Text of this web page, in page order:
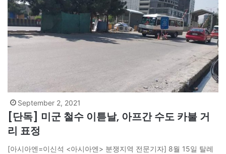
September 2, 2021
[단독] 미군 철수 이튿날, 아프간 수도 카불 거
리 표정
[아시아엔=이신석 <아시아엔> 분쟁지역 전문기자] 8월 15일 탈레